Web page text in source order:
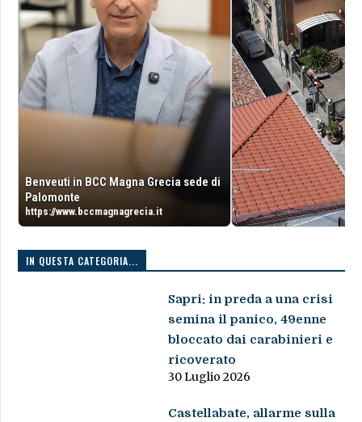
Benveuti in BCC Magna Grecia sede di
Palomonte
https://www.bccmagnagrecia.it
IN QUESTA CATEGORIA...
Sapri: in preda a una crisi
semina il panico, 49enne
bloccato dai carabinieri e
ricoverato
30 Luglio 2026
Castellabate, allarme sulla